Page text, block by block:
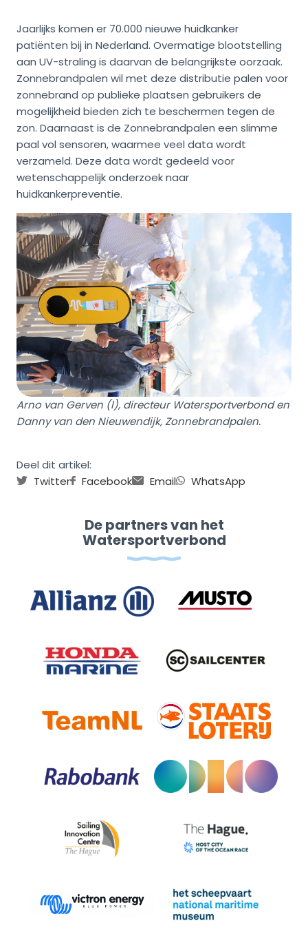
Jaarlijks komen er 70.000 nieuwe huidkanker
patiënten bij in Nederland. Overmatige blootstelling
aan UV-straling is daarvan de belangrijkste oorzaak.
Zonnebrandpalen wil met deze distributie palen voor
zonnebrand op publieke plaatsen gebruikers de
mogelijkheid bieden zich te beschermen tegen de
zon. Daarnaast is de Zonnebrandpalen een slimme
paal vol sensoren, waarmee veel data wordt
verzameld. Deze data wordt gedeeld voor
wetenschappelijk onderzoek naar
huidkankerpreventie.
Arno van Gerven (l), directeur Watersportverbond en
Danny van den Nieuwendijk, Zonnebrandpalen.
Deel dit artikel:
Twitter
Facebook Email WhatsApp
De partners van het
Watersportverbond